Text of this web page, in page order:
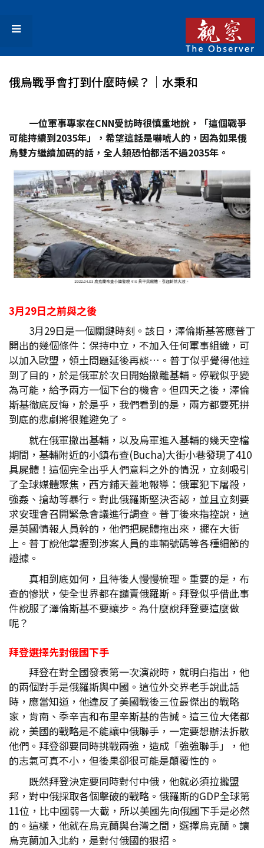
俄烏戰爭會打到什麼時候？│水秉和
一位軍事專家在CNN受訪時很慎重地說，「這個戰爭
可能持續到2035年」，希望這話是嚇唬人的，因為如果俄
烏雙方繼續加碼的話，全人類恐怕都活不過2035年。
3月29日之前與之後
3月29日是一個關鍵時刻。該日，澤倫斯基答應普丁
開出的幾個條件：保持中立，不加入任何軍事組織，可
以加入歐盟，領土問題延後再談…。普丁似乎覺得他達
到了目的，於是俄軍於次日開始撤離基輔。停戰似乎變
為可能，給予兩方一個下台的機會。但四天之後，澤倫
斯基徹底反悔，於是乎，我們看到的是，兩方都要死拼
到底的悲劇將很難避免了。
就在俄軍撤出基輔，以及烏軍進入基輔的幾天空檔
期間，基輔附近的小鎮布查(Bucha)大街小巷發現了410
具屍體！這個完全出乎人們意料之外的情況，立刻吸引
了全球媒體聚焦，西方鋪天蓋地報導：俄軍犯下屠殺，
強姦、搶劫等暴行。對此俄羅斯堅決否認，並且立刻要
求安理會召開緊急會議進行調查。普丁後來指控說，這
是英國情報人員幹的，他們把屍體拖出來，擺在大街
上。普丁說他掌握到涉案人員的車輛號碼等各種細節的
證據。
真相到底如何，且待後人慢慢梳理。重要的是，布
查的慘狀，使全世界都在譴責俄羅斯。拜登似乎借此事
件說服了澤倫斯基不要讓步。為什麼說拜登要這麼做
呢？
拜登選擇先對俄國下手
拜登在對全國發表第一次演說時，就明白指出，他
的兩個對手是俄羅斯與中國。這位外交界老手說此話
時，應當知道，他違反了美國戰後三位最傑出的戰略
家，肯南、季辛吉和布里辛斯基的告誡。這三位大佬都
說，美國的戰略是不能讓中俄聯手，一定要想辦法拆散
他們。拜登卻要同時挑戰兩強，造成「強強聯手」，他
的志氣可真不小，但後果卻很可能是顛覆性的。
既然拜登決定要同時對付中俄，他就必須拉攏盟
邦，對中俄採取各個擊破的戰略。俄羅斯的GDP全球第
11位，比中國弱一大截，所以美國先向俄國下手是必然
的。這樣，他就在烏克蘭與台灣之間，選擇烏克蘭。讓
烏克蘭加入北約，是對付俄國的狠招。